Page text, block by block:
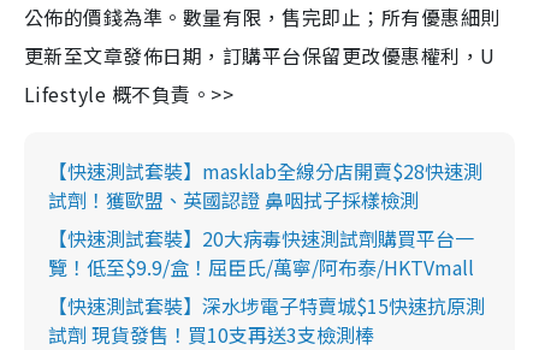
公佈的價錢為準。數量有限，售完即止；所有優惠細則
更新至文章發佈日期，訂購平台保留更改優惠權利，U
Lifestyle 概不負責。>>
【快速測試套裝】masklab全線分店開賣$28快速測
試劑！獲歐盟、英國認證 鼻咽拭子採樣檢測
【快速測試套裝】20大病毒快速測試劑購買平台一
覽！低至$9.9/盒！屈臣氏/萬寧/阿布泰/HKTVmall
【快速測試套裝】深水埗電子特賣城$15快速抗原測
試劑 現貨發售！買10支再送3支檢測棒